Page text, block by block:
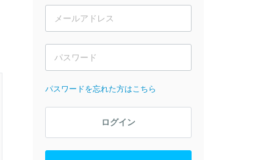
パスワードを忘れた方はこちら
ログイン